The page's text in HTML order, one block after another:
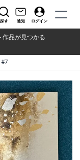
探す 通知 ログイン
作品が見つかる